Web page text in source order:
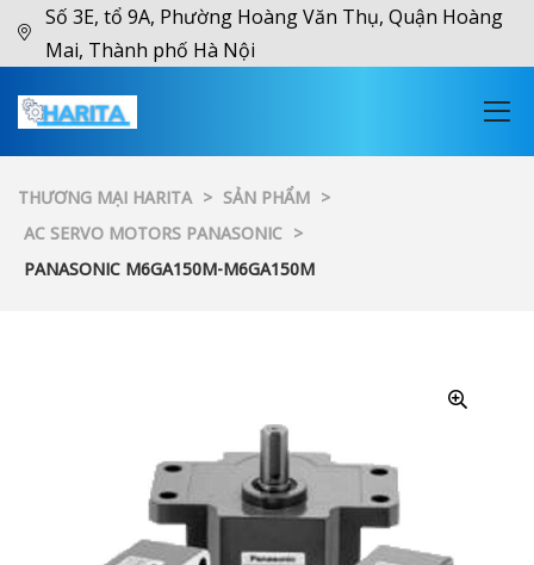
Số 3E, tổ 9A, Phường Hoàng Văn Thụ, Quận Hoàng
Mai, Thành phố Hà Nội
THƯƠNG MẠI HARITA > SẢN PHẨM >
AC SERVO MOTORS PANASONIC >
PANASONIC M6GA150M-M6GA150M